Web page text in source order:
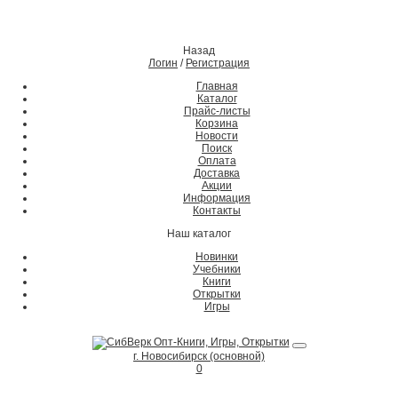
Назад
Логин / Регистрация
Главная
Каталог
Прайс-листы
Корзина
Новости
Поиск
Оплата
Доставка
Акции
Информация
Контакты
Наш каталог
Новинки
Учебники
Книги
Открытки
Игры
г. Новосибирск (основной)
0